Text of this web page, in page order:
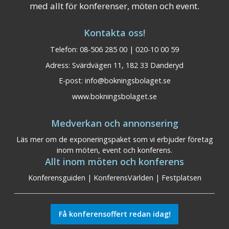
med allt för konferenser, möten och event.
Kontakta oss!
Telefon: 08-506 285 00 | 020-10 00 59
Adress: Svärdvägen 11, 182 33 Danderyd
E-post: info@bokningsbolaget.se
www.bokningsbolaget.se
Medverkan och annonsering
Läs mer om de exponeringspaket som vi erbjuder företag
inom möten, event och konferens.
Allt inom möten och konferens
Konferensguiden | KonferensVärlden | Festplatsen
Få konferensoffert redan idag!